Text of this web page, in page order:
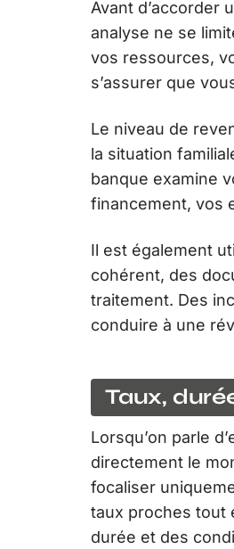
Avant d’accorder
analyse ne se
vos ressources,
s’assurer que
Le niveau de
la situation
banque examine
financement, vos
Il est également
cohérent, des
traitement. Des
conduire à une
Taux,
Lorsqu’on parle
directement le
focaliser
taux proches tout
durée et des